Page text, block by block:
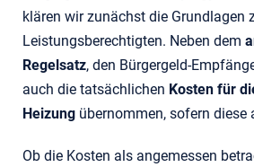
klären wir zunächst die Grundlagen
Leistungsberechtigten. Neben dem
Regelsatz, den Bürgergeld-
auch die tatsächlichen Kosten für
Heizung übernommen, sofern diese
Ob die Kosten als angemessen